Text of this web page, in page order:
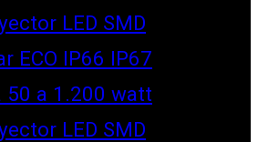
LED SMD
ECO IP66 IP67
50 a 1.200 watt
LED SMD